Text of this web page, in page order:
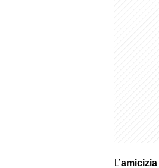
L’amicizia